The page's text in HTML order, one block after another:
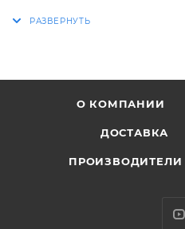
* Отлично экранирован.
* Позолоченные контакты.
* Версия: 1.4
О КОМПАНИИ
ДОСТАВКА
ПРОИЗВОДИТЕЛИ